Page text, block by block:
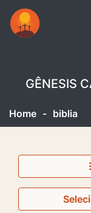
GÊNESIS
Home - biblia